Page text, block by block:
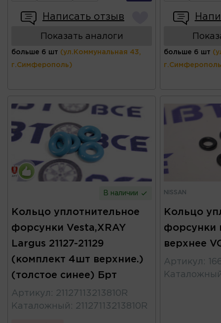
Написать отзыв
Показать аналоги
больше 6 шт (ул.Коммунальная 43,
г.Симферополь)
больше 6 шт
В наличии
Кольцо уплотнительное
форсунки Vesta,XRAY
Largus 21127-21129
(комплект 4шт верхние.)
(толстое синее) Брт
Артикул : 21127113213810R
Каталожный : 21127113213810R
NISSAN
Кольцо
форсунки
верхнее
Артикул :